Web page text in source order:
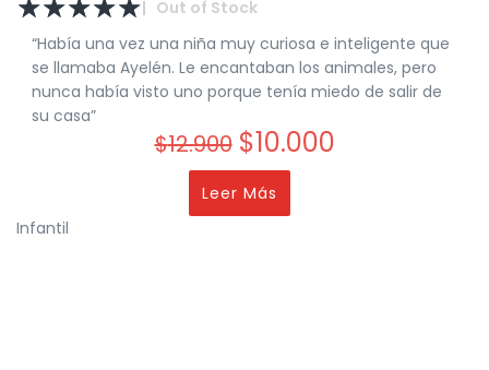
☆☆☆☆☆| Out of Stock
“Había una vez una niña muy curiosa e inteligente que
se llamaba Ayelén. Le encantaban los animales, pero
nunca había visto uno porque tenía miedo de salir de
su casa”
$12.900 $10.000
Leer Más
Infantil